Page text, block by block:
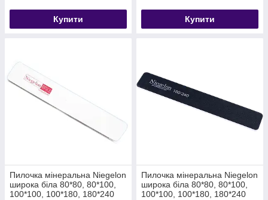
Купити Купити
Пилочка мінеральна Niegelon
широка біла 80*80, 80*100,
100*100, 100*180, 180*240
Пилочка мінеральна Niegelon
широка біла 80*80, 80*100,
100*100, 100*180, 180*240